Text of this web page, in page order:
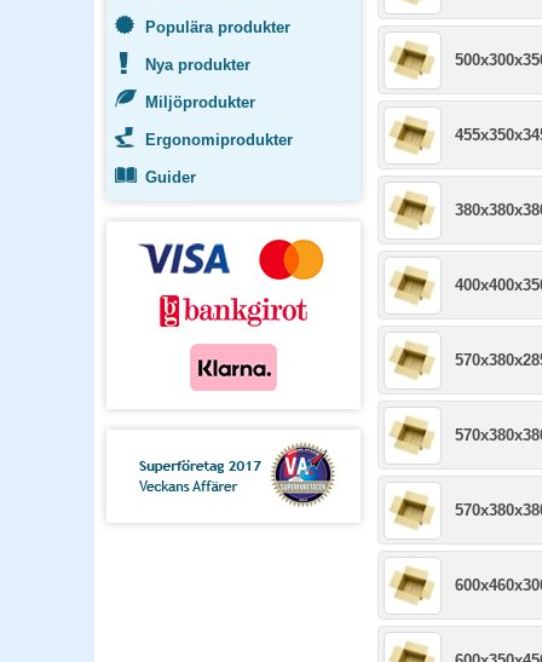
Populära produkter
Nya produkter
Miljöprodukter
Ergonomiprodukter
Guider